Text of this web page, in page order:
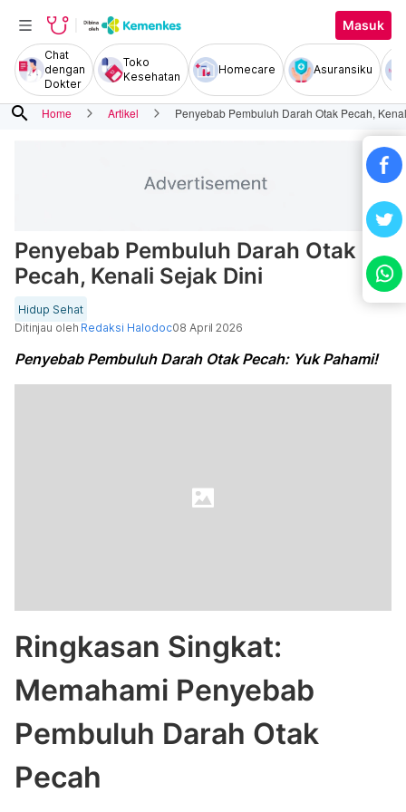
Masuk
Chat
dengan
Dokter
Toko
Kesehatan
Homecare Asuransiku
search Home Artikel Penyebab Pembuluh Darah Otak Pecah,
Penyebab Pembuluh Darah Otak
Pecah, Kenali Sejak Dini
Hidup Sehat
Ditinjau oleh Redaksi Halodoc08 April 2026
Penyebab Pembuluh Darah Otak Pecah: Yuk Pahami!
Ringkasan Singkat:
Memahami Penyebab
Pembuluh Darah Otak
Pecah